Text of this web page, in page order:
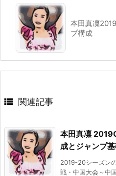
本田真凜
プ構成
 関連記事
本田真凜
成とジャンプ
2019-20シーズン
戦・中国大会～中